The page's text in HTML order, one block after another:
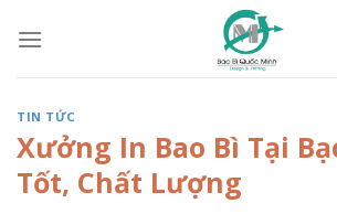
TIN TỨC
Xưởng In Bao Bì Tại
Tốt, Chất Lượng